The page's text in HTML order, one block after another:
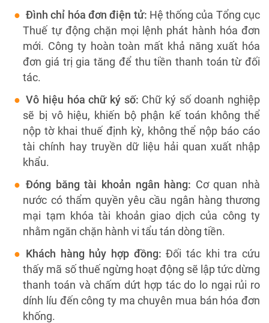
Đình chỉ hóa đơn điện tử: Hệ thống của Tổng cục
Thuế tự động chặn mọi lệnh phát hành hóa đơn
mới. Công ty hoàn toàn mất khả năng xuất hóa
đơn giá trị gia tăng để thu tiền thanh toán từ đối
tác.
Vô hiệu hóa chữ ký số: Chữ ký số doanh nghiệp
sẽ bị vô hiệu, khiến bộ phận kế toán không thể
nộp tờ khai thuế định kỳ, không thể nộp báo cáo
tài chính hay truyền dữ liệu hải quan xuất nhập
khẩu.
Đóng băng tài khoản ngân hàng: Cơ quan nhà
nước có thẩm quyền yêu cầu ngân hàng thương
mại tạm khóa tài khoản giao dịch của công ty
nhằm ngăn chặn hành vi tẩu tán dòng tiền.
Khách hàng hủy hợp đồng: Đối tác khi tra cứu
thấy mã số thuế ngừng hoạt động sẽ lập tức dừng
thanh toán và chấm dứt hợp tác do lo ngại rủi ro
dính líu đến công ty ma chuyên mua bán hóa đơn
khống.